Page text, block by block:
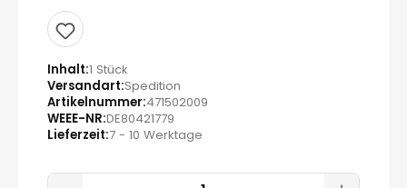
Inhalt 1 Stück
Versandart Spedition
Artikelnummer 471502009
WEEE-NR DE80421779
Lieferzeit 7 - 10 Werktage